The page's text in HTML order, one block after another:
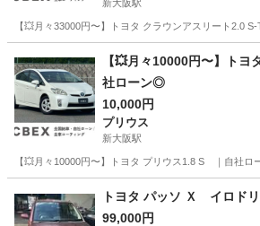
新大阪駅
【💥月々33000円〜】トヨタ クラウンアスリート2.0
新大阪駅 クラウン ク
【💥月々10000円〜】ト
社ローン◎
10,000円
プリウス
新大阪駅
【💥月々10000円〜】トヨタ プリウス1.8 S ｜自社
新大阪駅 プリウス ローン
トヨタ パッソ Ｘ イロドリ
99,000円